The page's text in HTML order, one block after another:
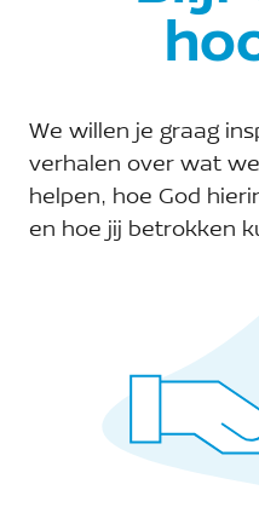
uitwisselmogelijkheid
werkgelegenheid
bijeenkomsten van A
een uitnodiging
onderstaande
We willen je graag
verhalen over wat
helpen, hoe God
en hoe jij betrokken